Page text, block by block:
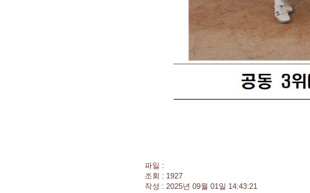
파일 :
조회 : 1927
작성 : 2025년 09월 01일 14:43:21